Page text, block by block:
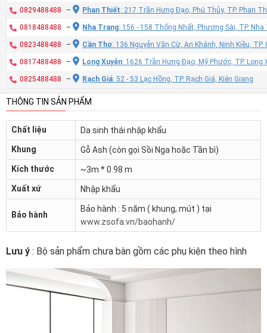
0829488488 – Phan Thiết: 217 Trần Hưng Đạo, Phú Thủy, TP. Phan
0818488488 – Nha Trang: 156 - 158 Thống Nhất, Phương Sài, TP.
0823488488 – Cần Thơ: 136 Nguyễn Văn Cừ, An Khánh, Ninh Kiều,
0817488488 – Long Xuyên: 1626 Trần Hưng Đạo, Mỹ Phước, TP. Long
0825488488 – Rạch Giá: 52 - 53 Lạc Hồng, TP. Rạch Giá, Kiên Giang
THÔNG TIN SẢN PHẨM
Chất liệu
Da sinh thái nhập khẩu
Khung
Gỗ Ash (còn gọi Sồi Nga hoặc Tần bì)
Kích thước
~3m * 0.98 m
Xuất xứ
Nhập khẩu
Bảo hành
Bảo hành : 5 năm ( khung, mút ) tại
www.zsofa.vn/baohanh/
Lưu ý : Bộ sản phẩm chưa bàn gồm các phụ kiện theo hình